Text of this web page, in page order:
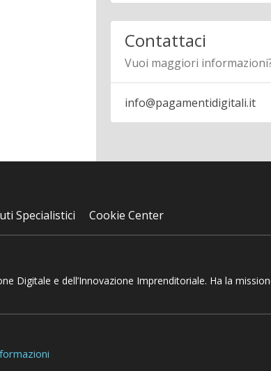
Contattaci
Vuoi maggiori
info@pagamentidigitali.it
Specialistici Cookie Center
Digitale e dell’Innovazione Imprenditoriale. Ha la